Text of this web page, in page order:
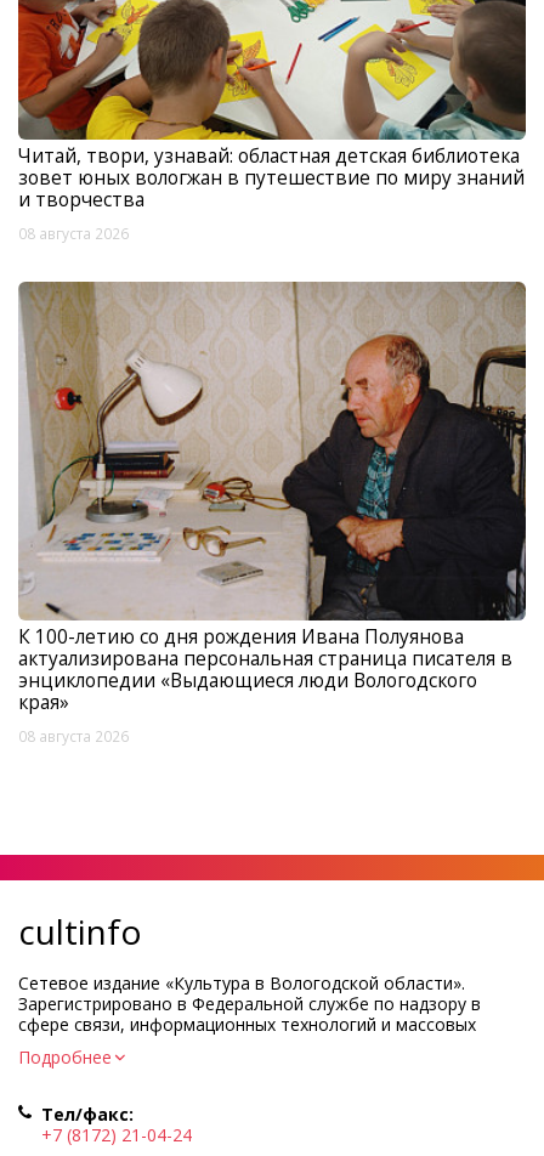
Читай, твори, узнавай: областная детская библиотека
зовет юных вологжан в путешествие по миру знаний
и творчества
08 августа 2026
К 100-летию со дня рождения Ивана Полуянова
актуализирована персональная страница писателя в
энциклопедии «Выдающиеся люди Вологодского
края»
08 августа 2026
cultinfo
Сетевое издание «Культура в Вологодской области».
Зарегистрировано в Федеральной службе по надзору в
сфере связи, информационных технологий и массовых
коммуникаций.
Регистрационный номер и дата принятия решения о
Учредитель КУ ВО «Информационно-аналитический центр
культуры»
Подробнее
Тел/факс:
+7 (8172) 21-04-24